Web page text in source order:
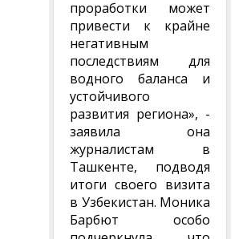
проработки может
привести к крайне
негативным
последствиям для
водного баланса и
устойчивого
развития региона», -
заявила она
журналистам в
Ташкенте, подводя
итоги своего визита
в Узбекистан. Моника
Барбют особо